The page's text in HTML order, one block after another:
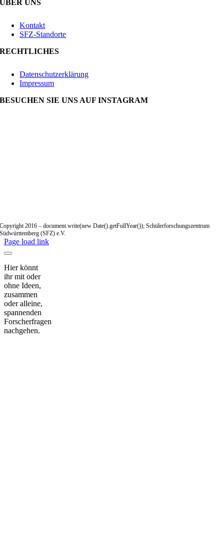
ÜBER UNS
Kontakt
SFZ-Standorte
RECHTLICHES
Datenschutzerklärung
Impressum
BESUCHEN SIE UNS AUF INSTAGRAM
Copyright 2016 – document.write(new Date().getFullYear()); Schülerforschungszentrum
Südwürttemberg (SFZ) e.V.
Page load link
Hier könnt
ihr mit oder
ohne Ideen,
zusammen
oder alleine,
spannenden
Forscherfragen
nachgehen.